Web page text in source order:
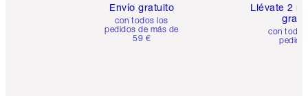
Envío gratuito
con todos los
pedidos de más de
59 €
Llévate 2
gratis
con